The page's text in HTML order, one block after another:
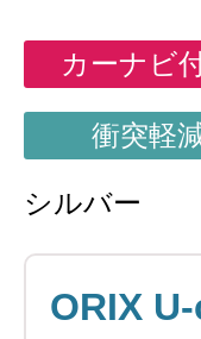
カーナビ
衝突軽
シルバー
ORIX